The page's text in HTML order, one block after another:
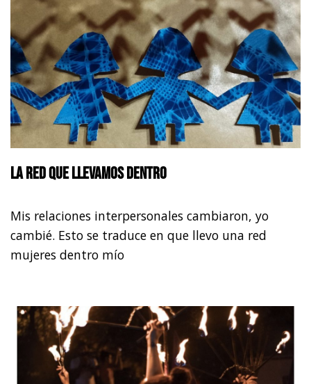
La red que llevamos dentro
Mis relaciones interpersonales cambiaron, yo
cambié. Esto se traduce en que llevo una red
mujeres dentro mío